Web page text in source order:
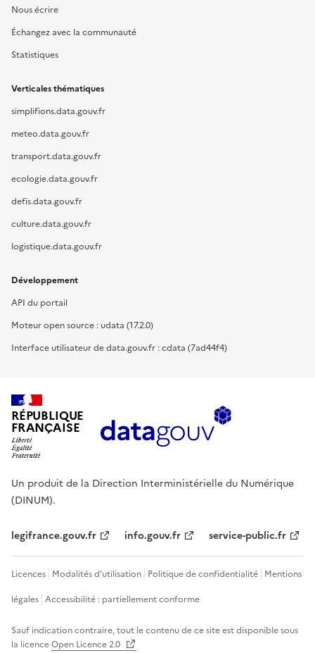
Nous écrire
Échangez avec la communauté
Statistiques
Verticales thématiques
simplifions.data.gouv.fr
meteo.data.gouv.fr
transport.data.gouv.fr
ecologie.data.gouv.fr
defis.data.gouv.fr
culture.data.gouv.fr
logistique.data.gouv.fr
Développement
API du portail
Moteur open source : udata (17.2.0)
Interface utilisateur de data.gouv.fr : cdata (7ad44f4)
RÉPUBLIQUE
FRANÇAISE
Un produit de la Direction Interministérielle du Numérique
(DINUM).
legifrance.gouv.fr info.gouv.fr service-public.fr
Licences Modalités d'utilisation Politique de confidentialité Mentions
légales Accessibilité : partiellement conforme
Sauf indication contraire, tout le contenu de ce site est disponible sous
la licenceOpen Licence 2.0